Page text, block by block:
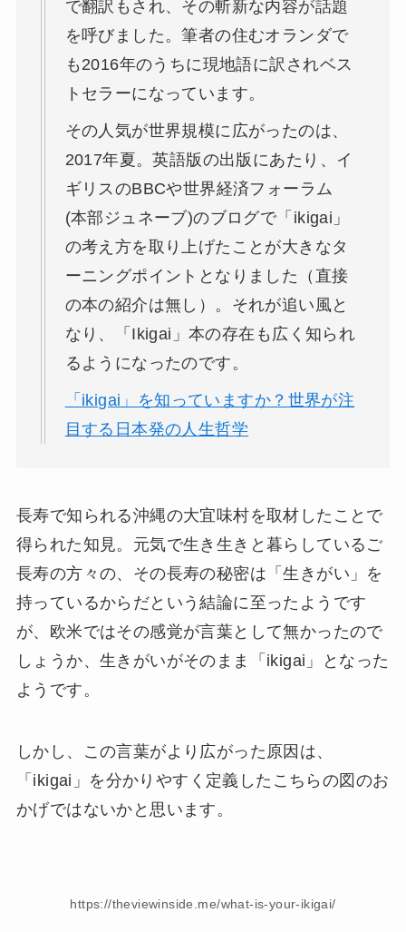
で翻訳もされ、その斬新な内容が話題
を呼びました。筆者の住むオランダで
も2016年のうちに現地語に訳されベス
トセラーになっています。
その人気が世界規模に広がったのは、
2017年夏。英語版の出版にあたり、イ
ギリスのBBCや世界経済フォーラム
(本部ジュネーブ)のブログで「ikigai」
の考え方を取り上げたことが大きなタ
ーニングポイントとなりました（直接
の本の紹介は無し）。それが追い風と
なり、「Ikigai」本の存在も広く知られ
るようになったのです。
「ikigai」を知っていますか？世界が注
目する日本発の人生哲学
長寿で知られる沖縄の大宜味村を取材したことで
得られた知見。元気で生き生きと暮らしているご
長寿の方々の、その長寿の秘密は「生きがい」を
持っているからだという結論に至ったようです
が、欧米ではその感覚が言葉として無かったので
しょうか、生きがいがそのまま「ikigai」となった
ようです。
しかし、この言葉がより広がった原因は、
「ikigai」を分かりやすく定義したこちらの図のお
かげではないかと思います。
https://theviewinside.me/what-is-your-ikigai/